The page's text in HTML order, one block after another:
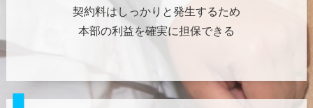
契約料はしっかりと発生するため
本部の利益を確実に担保できる